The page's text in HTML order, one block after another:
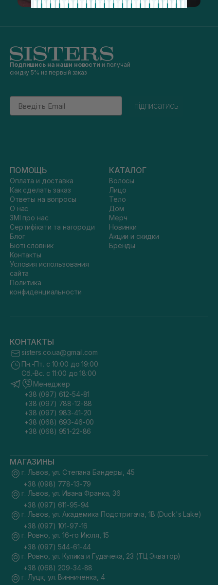
Подпишись на наши новости и получай
скидку 5% на первый заказ
Email
підписатись
ПОМОЩЬ
Оплата и доставка
Как сделать заказ
Ответы на вопросы
О нас
ЗМІ про нас
Сертифікати та нагороди
Блог
Бюті словник
Контакты
Условия использования
сайта
Политика
конфиденциальности
КАТАЛОГ
Волосы
Лицо
Тело
Дом
Мерч
Новинки
Акции и скидки
Бренды
КОНТАКТЫ
sisters.co.ua@gmail.com
Пн.-Пт. с 10:00 до 19:00
Сб.-Вс. с 11:00 до 18:00
Менеджер
+38 (097) 612-54-81
+38 (097) 788-12-88
+38 (097) 983-41-20
+38 (068) 693-46-00
+38 (068) 951-22-86
МАГАЗИНЫ
г. Львов, ул. Степана Бандеры, 45
+38 (098) 778-13-79
г. Львов, ул. Ивана Франка, 36
+38 (097) 611-95-94
г. Львов, ул. Академика Подстригача, 1В (Duck's Lake)
+38 (097) 101-97-16
г. Ровно, ул. 16-го Июля, 15
+38 (097) 544-61-44
г. Ровно, ул. Кулика и Гудачека, 23 (ТЦ Экватор)
+38 (068) 209-34-88
г. Луцк, ул. Винниченка, 4